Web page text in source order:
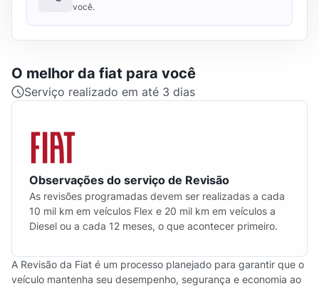
você.
O melhor da fiat para você
Serviço realizado em até 3 dias
Observações do serviço de Revisão
As revisões programadas devem ser realizadas a cada
10 mil km em veículos Flex e 20 mil km em veículos a
Diesel ou a cada 12 meses, o que acontecer primeiro.
A Revisão da Fiat é um processo planejado para garantir que o
veículo mantenha seu desempenho, segurança e economia ao